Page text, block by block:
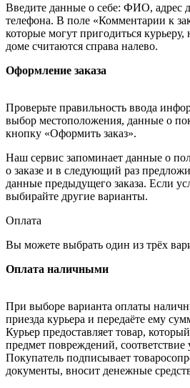
Введите данные о себе: ФИО, адрес
телефона. В поле «Комментарии к
которые могут пригодиться
доме считаются справа налево.
Оформление заказа
Проверьте правильность ввода
выбор местоположения, данные о
кнопку «Оформить заказ».
Наш сервис запоминает данные о
о заказе и в следующий раз
данные предыдущего заказа. Если
выбирайте другие варианты.
Оплата
Вы можете выбрать один из трёх
Оплата наличными
При выборе варианта оплаты
приезда курьера и передаёте ему
Курьер предоставляет товар,
предмет повреждений,
Покупатель подписывает
документы, вносит денежные